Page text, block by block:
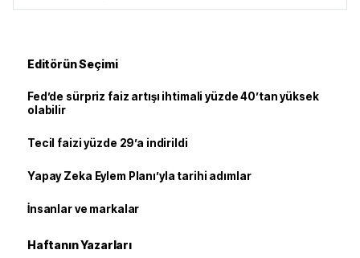
Editörün Seçimi
Fed’de sürpriz faiz artışı ihtimali yüzde 40’tan yüksek
olabilir
Tecil faizi yüzde 29’a indirildi
Yapay Zeka Eylem Planı’yla tarihi adımlar
İnsanlar ve markalar
Haftanın Yazarları